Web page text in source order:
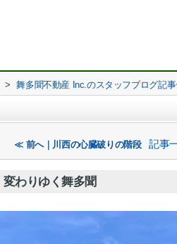
> 舞多聞不動産 Inc.のスタッフブログ記
≪ 前へ｜川西の心臓破りの階段 記事
変わりゆく舞多聞